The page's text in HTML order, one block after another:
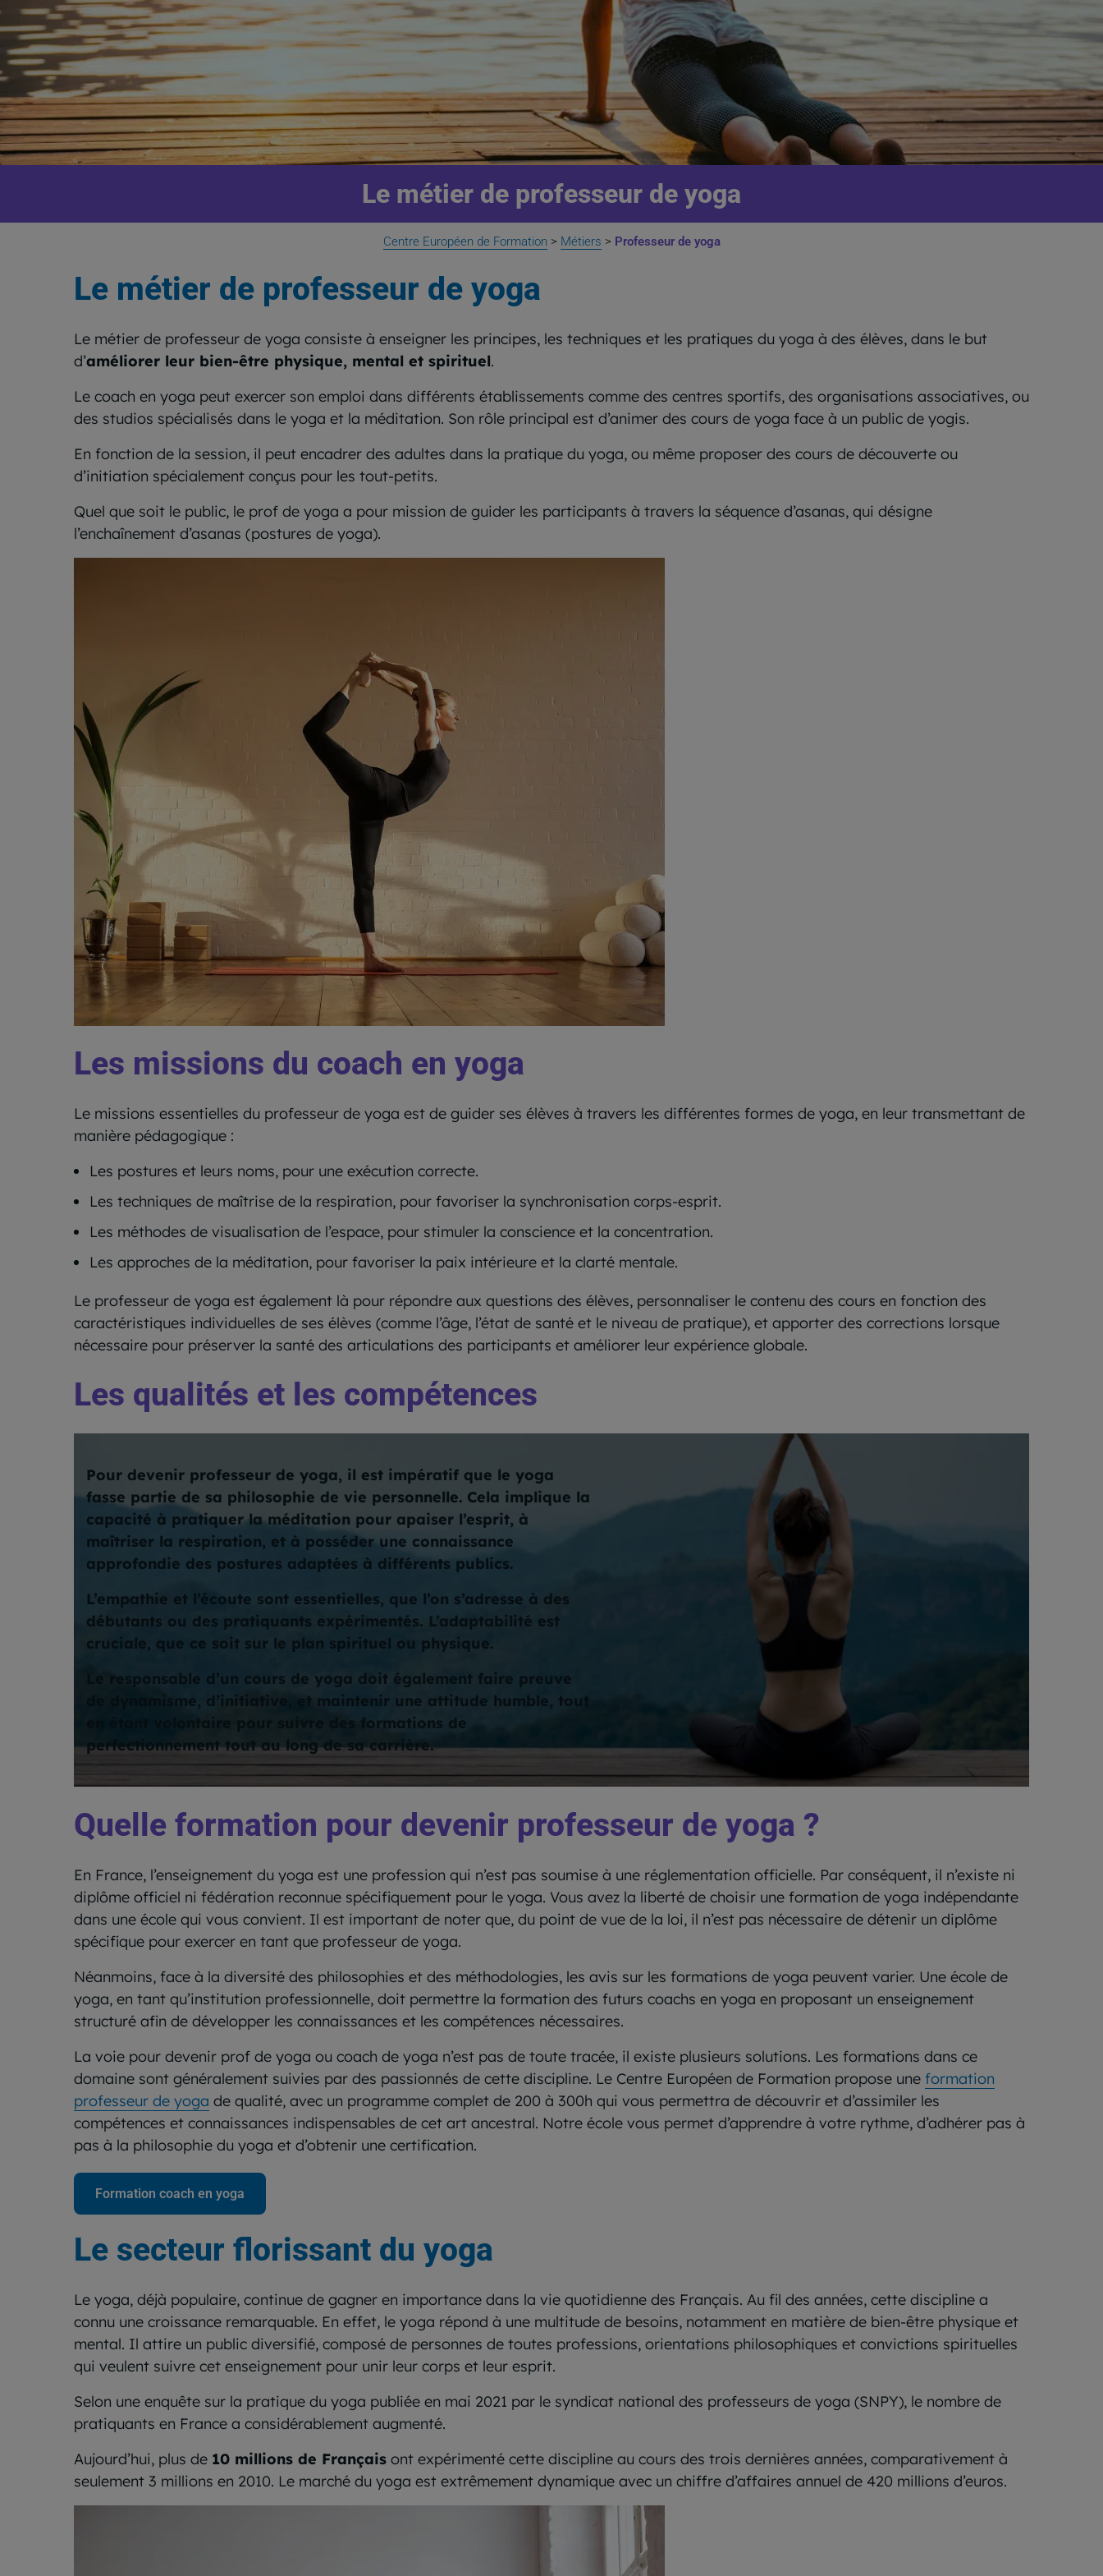
Le métier de professeur de yoga
Centre Européen de Formation > Métiers > Professeur de yoga
Le métier de professeur de yoga
Le métier de professeur de yoga consiste à enseigner les principes, les techniques et les pratiques du yoga à des élèves, dans le but
d’améliorer leur bien-être physique, mental et spirituel.
Le coach en yoga peut exercer son emploi dans différents établissements comme des centres sportifs, des organisations associatives, ou
des studios spécialisés dans le yoga et la méditation. Son rôle principal est d’animer des cours de yoga face à un public de yogis.
En fonction de la session, il peut encadrer des adultes dans la pratique du yoga, ou même proposer des cours de découverte ou
d’initiation spécialement conçus pour les tout-petits.
Quel que soit le public, le prof de yoga a pour mission de guider les participants à travers la séquence d’asanas, qui désigne
l’enchaînement d’asanas (postures de yoga).
Les missions du coach en yoga
Le missions essentielles du professeur de yoga est de guider ses élèves à travers les différentes formes de yoga, en leur transmettant de
manière pédagogique :
Les postures et leurs noms, pour une exécution correcte.
Les techniques de maîtrise de la respiration, pour favoriser la synchronisation corps-esprit.
Les méthodes de visualisation de l’espace, pour stimuler la conscience et la concentration.
Les approches de la méditation, pour favoriser la paix intérieure et la clarté mentale.
Le professeur de yoga est également là pour répondre aux questions des élèves, personnaliser le contenu des cours en fonction des
caractéristiques individuelles de ses élèves (comme l’âge, l’état de santé et le niveau de pratique), et apporter des corrections lorsque
nécessaire pour préserver la santé des articulations des participants et améliorer leur expérience globale.
Les qualités et les compétences
Pour devenir professeur de yoga, il est impératif que le yoga
fasse partie de sa philosophie de vie personnelle. Cela implique la
capacité à pratiquer la méditation pour apaiser l’esprit, à
maîtriser la respiration, et à posséder une connaissance
approfondie des postures adaptées à différents publics.
L’empathie et l’écoute sont essentielles, que l’on s’adresse à des
débutants ou des pratiquants expérimentés. L’adaptabilité est
cruciale, que ce soit sur le plan spirituel ou physique.
Le responsable d’un cours de yoga doit également faire preuve
de dynamisme, d’initiative, et maintenir une attitude humble, tout
en étant volontaire pour suivre des formations de
perfectionnement tout au long de sa carrière.
Quelle formation pour devenir professeur de yoga ?
En France, l’enseignement du yoga est une profession qui n’est pas soumise à une réglementation officielle. Par conséquent, il n’existe ni
diplôme officiel ni fédération reconnue spécifiquement pour le yoga. Vous avez la liberté de choisir une formation de yoga indépendante
dans une école qui vous convient. Il est important de noter que, du point de vue de la loi, il n’est pas nécessaire de détenir un diplôme
spécifique pour exercer en tant que professeur de yoga.
Néanmoins, face à la diversité des philosophies et des méthodologies, les avis sur les formations de yoga peuvent varier. Une école de
yoga, en tant qu’institution professionnelle, doit permettre la formation des futurs coachs en yoga en proposant un enseignement
structuré afin de développer les connaissances et les compétences nécessaires.
La voie pour devenir prof de yoga ou coach de yoga n’est pas de toute tracée, il existe plusieurs solutions. Les formations dans ce
domaine sont généralement suivies par des passionnés de cette discipline. Le Centre Européen de Formation propose une formation
professeur de yoga de qualité, avec un programme complet de 200 à 300h qui vous permettra de découvrir et d’assimiler les
compétences et connaissances indispensables de cet art ancestral. Notre école vous permet d’apprendre à votre rythme, d’adhérer pas à
pas à la philosophie du yoga et d’obtenir une certification.
Formation coach en yoga
Le secteur florissant du yoga
Le yoga, déjà populaire, continue de gagner en importance dans la vie quotidienne des Français. Au fil des années, cette discipline a
connu une croissance remarquable. En effet, le yoga répond à une multitude de besoins, notamment en matière de bien-être physique et
mental. Il attire un public diversifié, composé de personnes de toutes professions, orientations philosophiques et convictions spirituelles
qui veulent suivre cet enseignement pour unir leur corps et leur esprit.
Selon une enquête sur la pratique du yoga publiée en mai 2021 par le syndicat national des professeurs de yoga (SNPY), le nombre de
pratiquants en France a considérablement augmenté.
Aujourd’hui, plus de 10 millions de Français ont expérimenté cette discipline au cours des trois dernières années, comparativement à
seulement 3 millions en 2010. Le marché du yoga est extrêmement dynamique avec un chiffre d’affaires annuel de 420 millions d’euros.